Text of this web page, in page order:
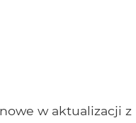
w aktualizacji